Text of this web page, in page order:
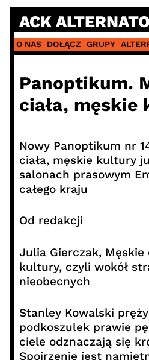
Skip
content
ACK
O NAS DOŁĄCZ GRUPY
Panoptikum.
ciała, męskie
Nowy Panoptikum nr
ciała, męskie kultury
salonach prasowym
całego kraju
Od redakcji
Julia Gierczak, Męskie
kultury, czyli wokół
nieobecnych
Stanley Kowalski
podkoszulek prawie
ciele odznaczają się
Spojrzenie jest